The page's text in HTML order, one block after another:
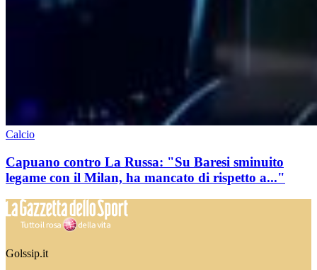
Calcio
Capuano contro La Russa: "Su Baresi sminuito
legame con il Milan, ha mancato di rispetto a..."
Golssip.it